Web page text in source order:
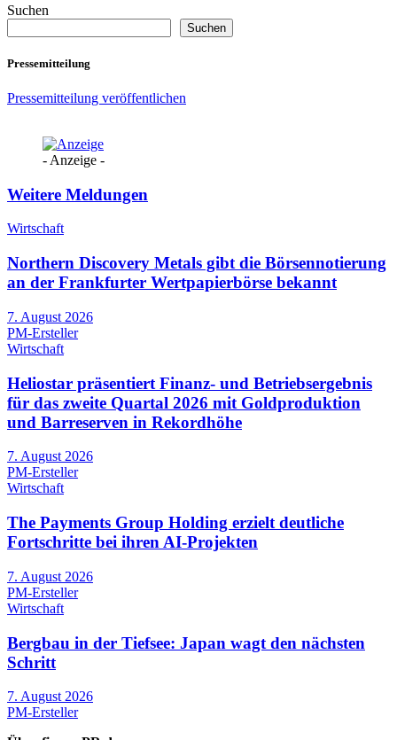
Suchen
Suchen
Pressemitteilung
Pressemitteilung veröffentlichen
- Anzeige -
Weitere Meldungen
Wirtschaft
Northern Discovery Metals gibt die Börsennotierung
an der Frankfurter Wertpapierbörse bekannt
7. August 2026
PM-Ersteller
Wirtschaft
Heliostar präsentiert Finanz- und Betriebsergebnis
für das zweite Quartal 2026 mit Goldproduktion
und Barreserven in Rekordhöhe
7. August 2026
PM-Ersteller
Wirtschaft
The Payments Group Holding erzielt deutliche
Fortschritte bei ihren AI-Projekten
7. August 2026
PM-Ersteller
Wirtschaft
Bergbau in der Tiefsee: Japan wagt den nächsten
Schritt
7. August 2026
PM-Ersteller